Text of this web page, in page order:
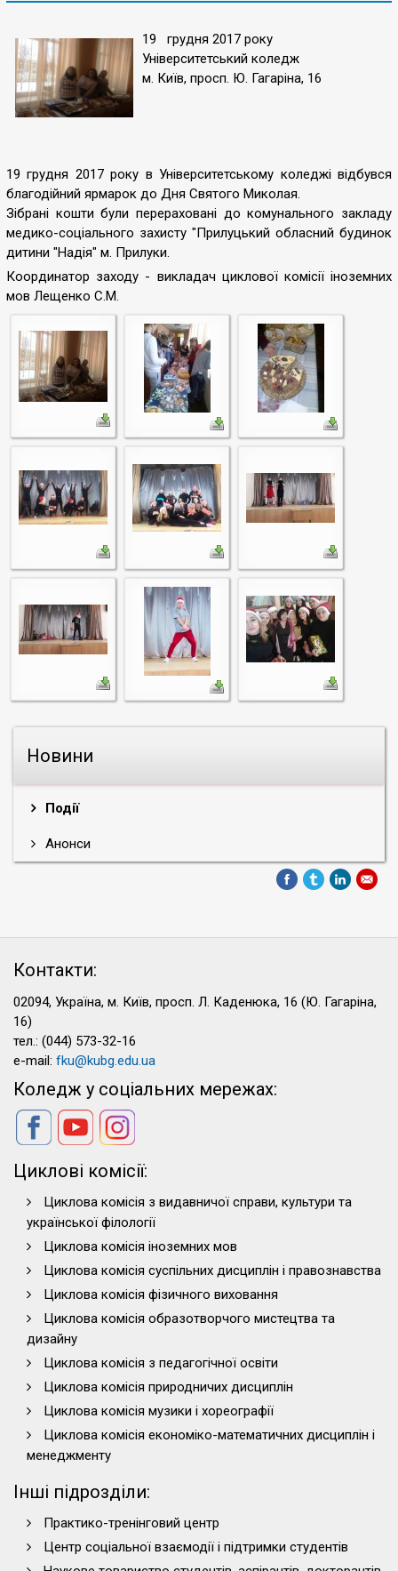
Новини
Події
Анонси
19 грудня 2017 року
Університетський коледж
м. Київ, просп. Ю. Гагаріна, 16
19 грудня 2017 року в Університетському коледжі відбувся
благодійний ярмарок до Дня Святого Миколая.
Зібрані кошти були перераховані до комунального закладу
медико-соціального захисту "Прилуцький обласний будинок
дитини "Надія" м. Прилуки.
Координатор заходу - викладач циклової комісії іноземних
мов Лещенко С.М.
Контакти:
02094, Україна, м. Київ, просп. Л. Каденюка, 16 (Ю. Гагаріна,
16)
тел.: (044) 573-32-16
e-mail: fku@kubg.edu.ua
Коледж у соціальних мережах:
Циклові комісії:
Циклова комісія з видавничої справи, культури та
української філології
Циклова комісія іноземних мов
Циклова комісія суспільних дисциплін і правознавства
Циклова комісія фізичного виховання
Циклова комісія образотворчого мистецтва та
дизайну
Циклова комісія з педагогічної освіти
Циклова комісія природничих дисциплін
Циклова комісія музики і хореографії
Циклова комісія економіко-математичних дисциплін і
менеджменту
Інші підрозділи:
Практико-тренінговий центр
Центр соціальної взаємодії і підтримки студентів